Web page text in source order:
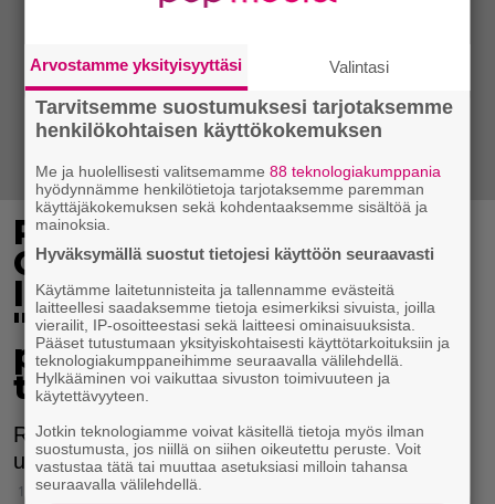
Redrama kommentoi
Cheekin
lopettamispäätöstä:
"Kukaan ei tule
pääsemään samalle
tasolle vuosiin"
Redraman mielestä Cheek asetti suomiräpin
uudelle tasolle.
15.12.2017 10:15
Arvostamme yksityisyyttäsi Valintasi
Tarvitsemme suostumuksesi tarjotaksemme
henkilökohtaisen käyttökokemuksen
Me ja huolellisesti valitsemamme88 teknologiakumppania
hyödynnämme henkilötietoja tarjotaksemme paremman
käyttäjäkokemuksen sekä kohdentaaksemme sisältöä ja
mainoksia.
Hyväksymällä suostut tietojesi käyttöön seuraavasti
Käytämme laitetunnisteita ja tallennamme evästeitä
laitteellesi saadaksemme tietoja esimerkiksi sivuista, joilla
vierailit, IP-osoitteestasi sekä laitteesi ominaisuuksista.
Pääset tutustumaan yksityiskohtaisesti käyttötarkoituksiin ja
teknologiakumppaneihimme seuraavalla välilehdellä.
Hylkääminen voi vaikuttaa sivuston toimivuuteen ja
käytettävyyteen.
Jotkin teknologiamme voivat käsitellä tietoja myös ilman
suostumusta, jos niillä on siihen oikeutettu peruste. Voit
vastustaa tätä tai muuttaa asetuksiasi milloin tahansa
seuraavalla välilehdellä.